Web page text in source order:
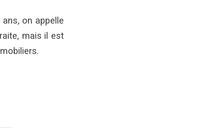
on appelle
mais il est